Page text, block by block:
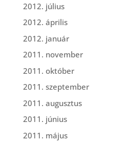
2012. július
2012. április
2012. január
2011. november
2011. október
2011. szeptember
2011. augusztus
2011. június
2011. május